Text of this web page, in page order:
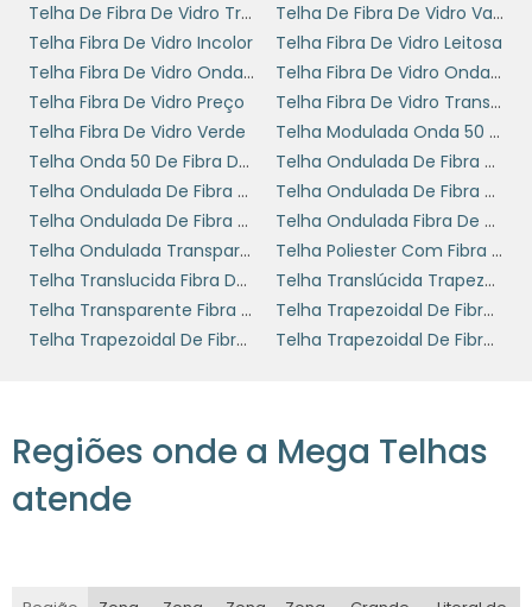
ORÇAMENTO
PERSONALIZADO E
ATENDIMENTO DE
QUALIDADE
Estamos prontos para atender suas
necessidades na aquisição detelhas
onduladas de fibra de vidro. Oferecemos
orçamentos personalizados que consideram
as especificidades do seu projeto, garantindo
que você receba a melhor solução ao melhor
produto.
Não hesite em entrar em contato conosco
necessários para levar seu projeto aos
Telha De Fibra De Vidro Transparente Preço
Telha De Fibra De Vidro Valor
Telha Fibra De Vidro Incolor
Telha Fibra De Vidro Leitosa
Telha Fibra De Vidro Onda Alta 1mm
Telha Fibra De Vidro Onda Alta 2 Mm
Telha Fibra De Vidro Preço
Telha Fibra De Vidro Transparente
Telha Fibra De Vidro Verde
Telha Modulada Onda 50 De Fibra De Vidro
Telha Onda 50 De Fibra De Vidro
Telha Ondulada De Fibra De Vidro Para Armazén
Telha Ondulada De Fibra De Vidro Para Galpão
Telha Ondulada De Fibra De Vidro Preço
Telha Ondulada De Fibra De Vidro Valor
Telha Ondulada Fibra De Vidro
Telha Ondulada Transparente Fibra De Vidro
Telha Poliester Com Fibra De Vidro
Telha Translucida Fibra De Vidro
Telha Translúcida Trapezoidal Fibra De Vidro
Telha Transparente Fibra De Vidro
Telha Trapezoidal De Fibra De Vidro 25
Telha Trapezoidal De Fibra De Vidro 40
Telha Trapezoidal De Fibra De Vidro Preço
Regiões onde a Mega Telhas
atende